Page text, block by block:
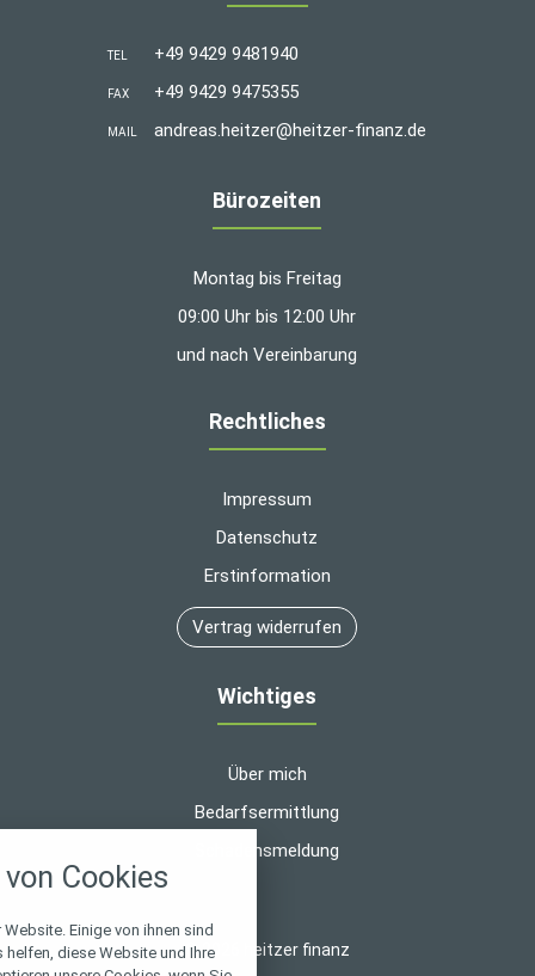
TEL +49 9429 9481940
FAX +49 9429 9475355
MAIL andreas.heitzer@heitzer-finanz.de
Bürozeiten
Montag bis Freitag
09:00 Uhr bis 12:00 Uhr
und nach Vereinbarung
Rechtliches
Impressum
Datenschutz
Erstinformation
Vertrag widerrufen
Wichtiges
Über mich
Bedarfsermittlung
Schadensmeldung
© 2026 heitzer finanz
Cookies
Einige von ihnen sind
diese Website und Ihre
alle verwendeten Cookies und
zu blockieren.